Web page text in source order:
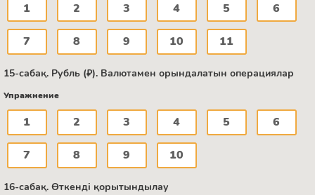
1 2 3 4 5 6
7 8 9 10 11
15-сабақ. Рубль (₽). Валютамен орындалатын операциялар
Упражнение
1 2 3 4 5 6
7 8 9 10
16-сабақ. Өткенді қорытындылау